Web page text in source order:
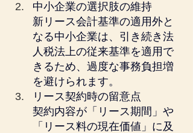
中小企業の選択肢の維持
新リース会計基準の適用外と
なる中小企業は、引き続き法
人税法上の従来基準を適用で
きるため、過度な事務負担増
を避けられます。
リース契約時の留意点
契約内容が「リース期間」や
「リース料の現在価値」に及